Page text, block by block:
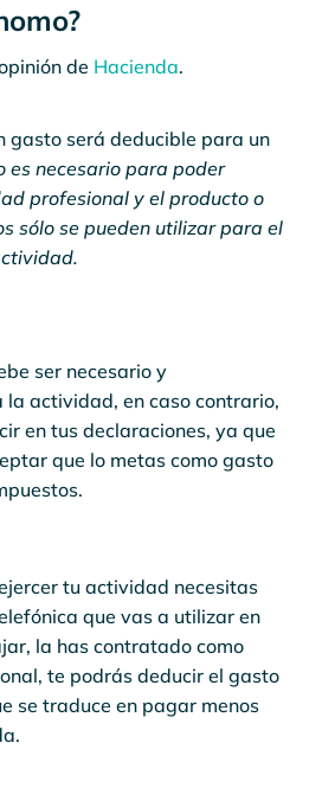
de Hacienda.
gasto será deducible para un
es necesario para poder
profesional y el producto o
sólo se pueden utilizar para el
ser necesario y
actividad, en caso contrario,
en tus declaraciones, ya que
que lo metas como gasto
tu actividad necesitas
que vas a utilizar en
la has contratado como
te podrás deducir el gasto
se traduce en pagar menos